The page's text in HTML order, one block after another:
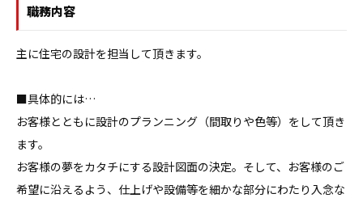
職務内容
主に住宅の設計を担当して頂きます。
■具体的には…
お客様とともに設計のプランニング（間取りや色等）をして頂き
ます。
お客様の夢をカタチにする設計図面の決定。そして、お客様のご
希望に沿えるよう、仕上げや設備等を細かな部分にわたり入念な